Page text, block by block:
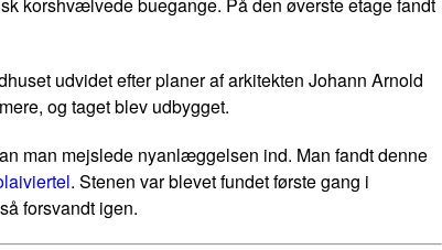
udvidet efter planer af arkitekten Johann Arnold
og taget blev udbygget.
man mejslede nyanlæggelsen ind. Man fandt denne
. Stenen var blevet fundet første gang i
forsvandt igen.